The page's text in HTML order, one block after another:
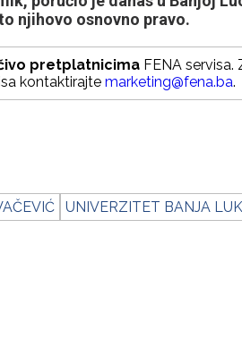
njihovo osnovno pravo.
pretplatnicima FENA servisa.
kontaktirajte marketing@fena.ba.
UNIVERZITET BANJA